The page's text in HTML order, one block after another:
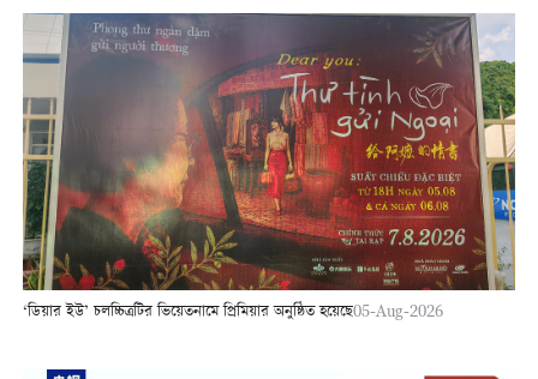
‘ডিয়ার ইউ’ চলচ্চিত্রটির ভিয়েতনামে প্রিমিয়ার অনুষ্ঠিত হয়েছে05-Aug-2026